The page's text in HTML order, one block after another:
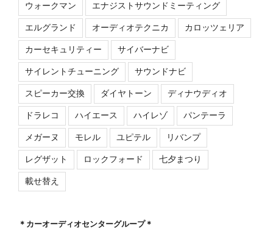
ウォークマン エナジストサウンドミーティング
エルグランド オーディオテクニカ カロッツェリア
カーセキュリティー サイバーナビ
サイレントチューニング サウンドナビ
スピーカー交換 ダイヤトーン ディナウディオ
ドラレコ ハイエース ハイレゾ パンテーラ
メガーヌ モレル ユピテル リバンプ
レグザット ロックフォード 七夕まつり
載せ替え
＊カーオーディオセンターグループ＊